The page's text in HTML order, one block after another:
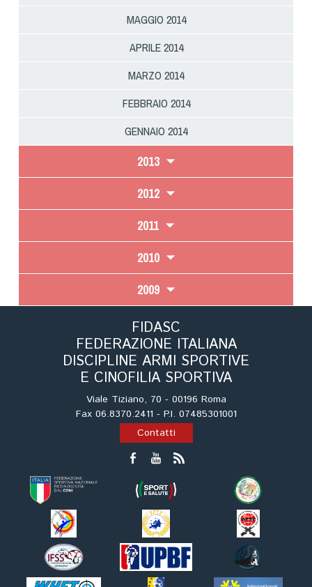
MAGGIO 2014
APRILE 2014
MARZO 2014
FEBBRAIO 2014
GENNAIO 2014
2013
2012
2011
2010
2009
FIDASC
FEDERAZIONE ITALIANA
DISCIPLINE ARMI SPORTIVE
E CINOFILIA SPORTIVA
Viale Tiziano, 70 - 00196 Roma
Fax 06.8370.2411 - P.I. 07485301001
Contatti